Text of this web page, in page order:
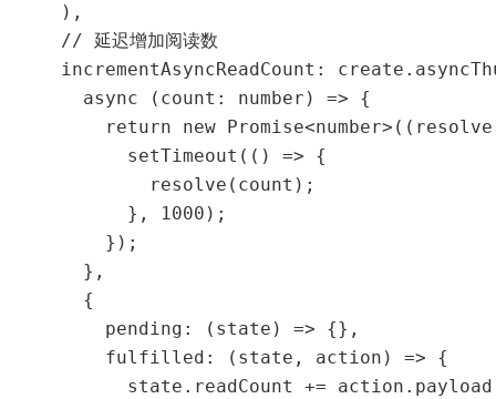
    ),
    // 延迟增加阅读数
incrementAsyncReadCount:
      async (count: number) => {
return new
          setTimeout(() => {
            resolve(count);
          }, 1000);
        });
      },
      {
        pending: (state) => {},
        fulfilled: (state, action) => {
state.readCount +=